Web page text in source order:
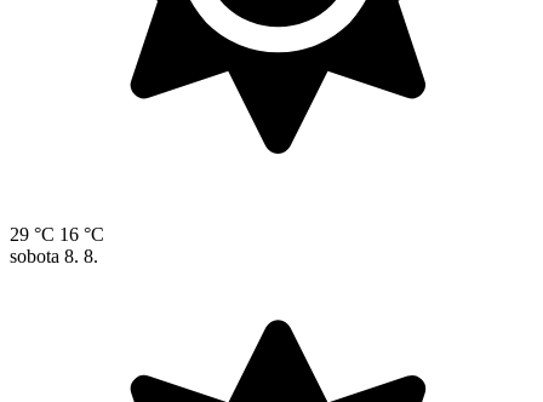
29 °C 16 °C
sobota 8. 8.